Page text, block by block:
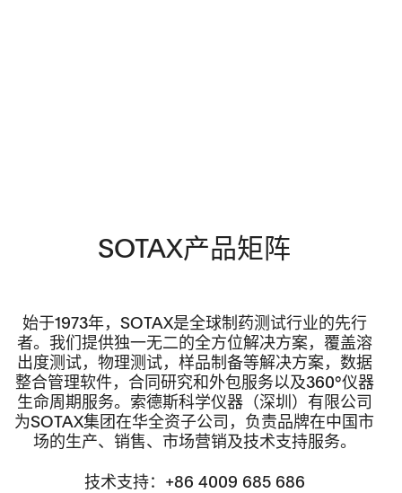
SOTAX产品矩阵
始于1973年，SOTAX是全球制药测试行业的先行
者。我们提供独一无二的全方位解决方案，覆盖溶
出度测试，物理测试，样品制备等解决方案，数据
整合管理软件，合同研究和外包服务以及360°仪器
生命周期服务。索德斯科学仪器（深圳）有限公司
为SOTAX集团在华全资子公司，负责品牌在中国市
场的生产、销售、市场营销及技术支持服务。
技术支持：+86 4009 685 686